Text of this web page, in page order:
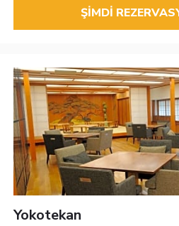
ŞIMDI
Yokotekan